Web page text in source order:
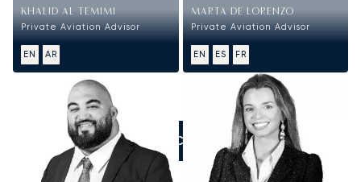
KHALID AL TEMIMI
Private Aviation Advisor
EN AR
MARTA DE LORENZO
Private Aviation Advisor
EN ES FR
ZADZWOŃCIE DO NAS